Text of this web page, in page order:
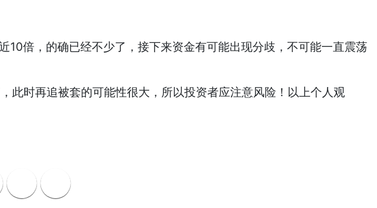
倍，的确已经不少了，接下来资金有可能出现分歧，不可能一直震荡
此时再追被套的可能性很大，所以投资者应注意风险！以上个人观